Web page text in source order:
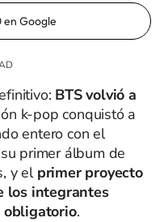
en Google
BTS volvió a
k-pop conquistó a
entero con el
primer álbum de
y elprimer proyecto
los integrantes
.